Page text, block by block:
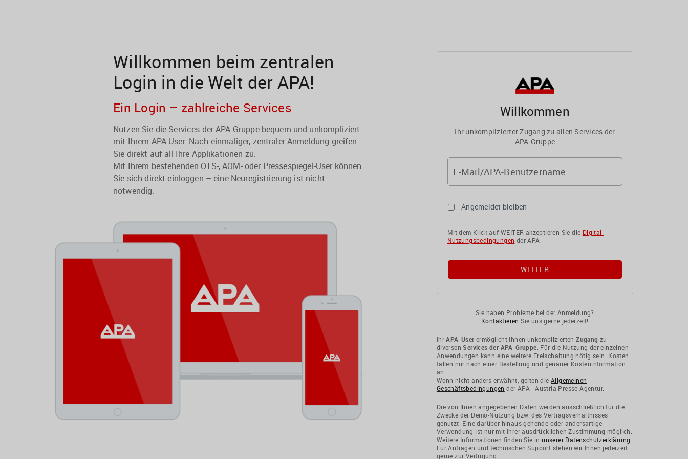
Willkommen beim zentralen
Login in die Welt der APA!
Ein Login – zahlreiche Services
Nutzen Sie die Services der APA-Gruppe bequem und unkompliziert
mit Ihrem APA-User. Nach einmaliger, zentraler Anmeldung greifen
Sie direkt auf all Ihre Applikationen zu.
Mit Ihrem bestehenden OTS-, AOM- oder Pressespiegel-User können
Sie sich direkt einloggen – eine Neuregistrierung ist nicht
notwendig.
Willkommen
Ihr unkomplizierter Zugang zu allen Services der
APA-Gruppe
E-Mail/APA-Benutzername
Angemeldet bleiben
Mit dem Klick auf WEITER akzeptieren Sie die Digital-
Nutzungsbedingungen der APA.
Sie haben Probleme bei der Anmeldung?
Kontaktieren Sie uns gerne jederzeit!
IhrAPA-User ermöglicht Ihnen unkompliziertenZugang zu
diversen Services der APA-Gruppe . Für die Nutzung der einzelnen
Anwendungen kann eine weitere Freischaltung nötig sein. Kosten
fallen nur nach einer Bestellung und genauer Kosteninformation
an.
Wenn nicht anders erwähnt, gelten dieAllgemeinen
Geschäftsbedingungen der APA - Austria Presse Agentur.
Die von Ihnen angegebenen Daten werden ausschließlich für die
Zwecke der Demo-Nutzung bzw. des Vertragsverhältnisses
genutzt. Eine darüber hinaus gehende oder andersartige
Verwendung ist nur mit Ihrer ausdrücklichen Zustimmung möglich.
Weitere Informationen finden Sie inunserer Datenschutzerklärung
Für Anfragen und technischen Support stehen wir Ihnen jederzeit
gerne zur Verfügung.